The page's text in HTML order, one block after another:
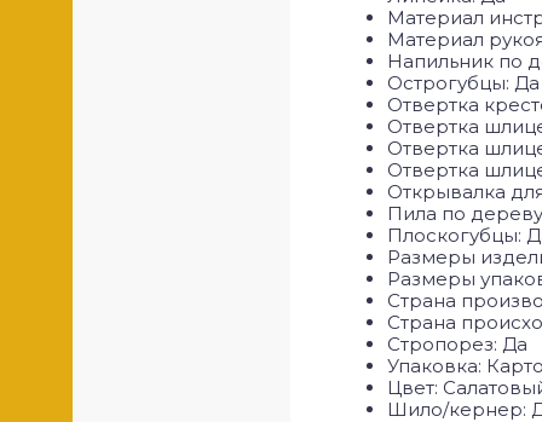
Материал
Материал
Напильник по
Острогубцы: Да
Отвертка
Отвертка
Отвертка
Отвертка
Открывалка
Пила по
Плоскогубцы:
Размеры
Размеры
Страна
Страна
Стропорез: Да
Упаковка:
Цвет:
Шило/кернер: